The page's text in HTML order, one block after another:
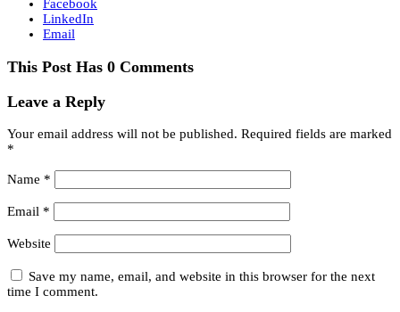
Facebook
LinkedIn
Email
This Post Has 0 Comments
Leave a Reply
Your email address will not be published. Required fields are marked
*
Name *
Email *
Website
Save my name, email, and website in this browser for the next
time I comment.